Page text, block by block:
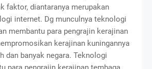
faktor, diantaranya merupakan
internet. Dg munculnya teknologi
membantu para pengrajin kerajinan
kerajinan kuningannya
dan banyak negara. Teknologi